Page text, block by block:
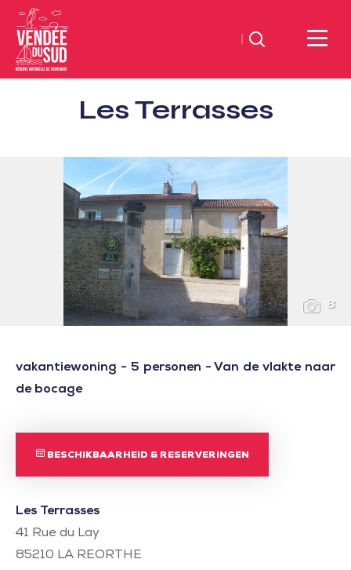
Sud
Zoeken
Les Terrasses
8
vakantiewoning - 5 personen - Van de vlakte naar
de bocage
BESCHIKBAARHEID & RESERVERINGEN
Les Terrasses
41 Rue du Lay
85210 LA REORTHE